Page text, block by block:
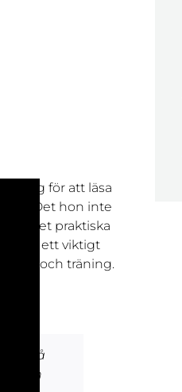
sig för att läsa
Det hon inte
och det praktiska
som ett viktigt
kost och träning.
stå på
och